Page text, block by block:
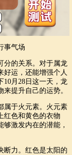
事气场
分的关系。对于属龙
好运，还能增强个人
10月28日这一天，龙
提升自己的运势。
属于火元素。火元素
红色和黄色的衣物
激发内在的潜能，
断力。红色是太阳的